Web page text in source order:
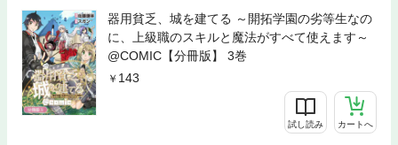
器用貧乏、城を建てる ～開拓学園の劣等生なの
に、上級職のスキルと魔法がすべて使えます～
@COMIC【分冊版】 3巻
143
試し読み カートへ